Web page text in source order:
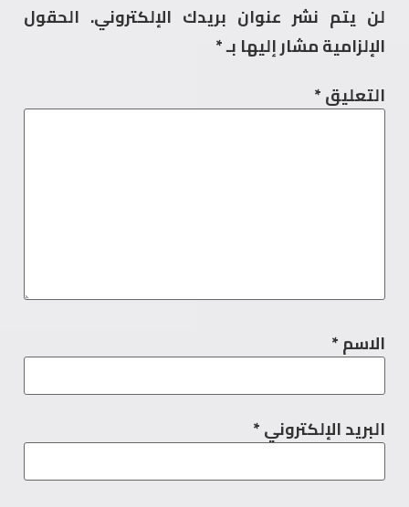
لن يتم نشر عنوان بريدك الإلكتروني. الحقول
الإلزامية مشار إليها بـ *
التعليق*
الاسم*
البريد الإلكتروني*